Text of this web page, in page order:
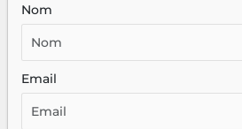
Nom
Email